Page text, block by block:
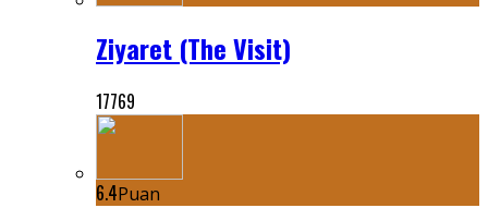
Ziyaret (The Visit)
17769
6.4Puan